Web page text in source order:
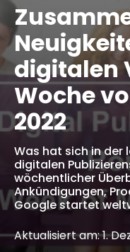
digitalen
Woche
2022
Was hat sich in der
digitalen
wöchentlicher
Ankündigungen,
Google startet
Aktualisiert am: 1.